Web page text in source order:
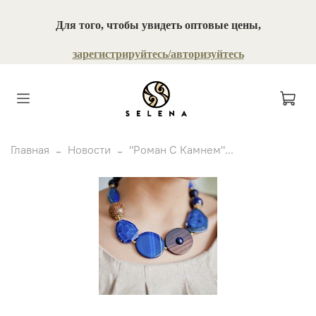
Для того, чтобы увидеть оптовые цены,
зарегистрируйтесь/авторизуйтесь
Главная Новости "Роман С Камнем"...